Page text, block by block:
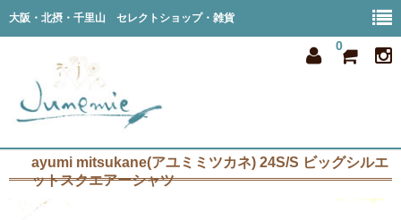
大阪・北摂・千里山 セレクトショップ・雑貨
0
home
all item
ayumi mitsukane(アユミミツカネ) 24S/S ビッグシルエ
ットスクエアーシャツ